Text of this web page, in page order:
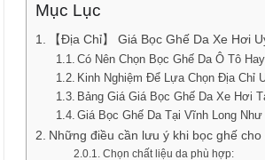
Mục Lục
【Địa Chỉ】 Giá Bọc Ghế Da Xe Hơi
Có Nên Chọn Bọc Ghế Da Ô Tô
Kinh Nghiệm Để Lựa Chọn Địa Chỉ
Bảng Giá Giá Bọc Ghế Da Xe Hơi
Giá Bọc Ghế Da Tại Vĩnh Long Như
Những điều cần lưu ý khi bọc ghế
Chọn chất liệu da phù hợp: